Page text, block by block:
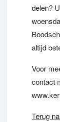
delen?
altijd
Voor
contact
Terug